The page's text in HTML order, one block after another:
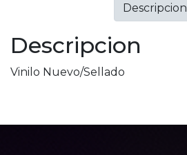
Descripcion
Vinilo Nuevo/Sellado
Descripcion